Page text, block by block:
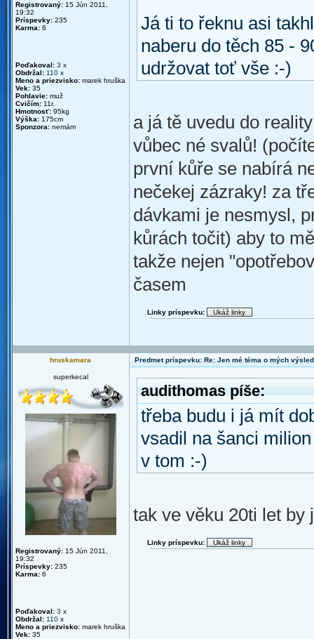
Registrovaný: 15 Jún 2011,
19:32
Príspevky: 235
Karma: 6
Poďakoval: 3 x
Obdržal: 110 x
Meno a priezvisko: marek hruška
Vek: 35
Pohlavie: muž
Cvičím: 11r.
Hmotnosť: 95kg
Výška: 175cm
Sponzora: nemám
Já ti to řeknu asi
naberu do těch 85 -
udržovat toť vše :-)
a já tě uvedu do
vůbec né svalů!
první kůře se nabírá
nečekej zázraky! za
dávkami je nesmysl,
kůrách točit) aby to
takže nejen
časem
Linky príspevku:
hruskamara Predmet príspevku: Re: Jen mé téma o mých
superkecal
Registrovaný: 15 Jún 2011,
19:32
Príspevky: 235
Karma: 6
Poďakoval: 3 x
Obdržal: 110 x
Meno a priezvisko: marek hruška
Vek: 35
audithomas píše:
třeba budu i já mít
vsadil na šanci
v tom :-)
tak ve věku 20ti let by
Linky príspevku: